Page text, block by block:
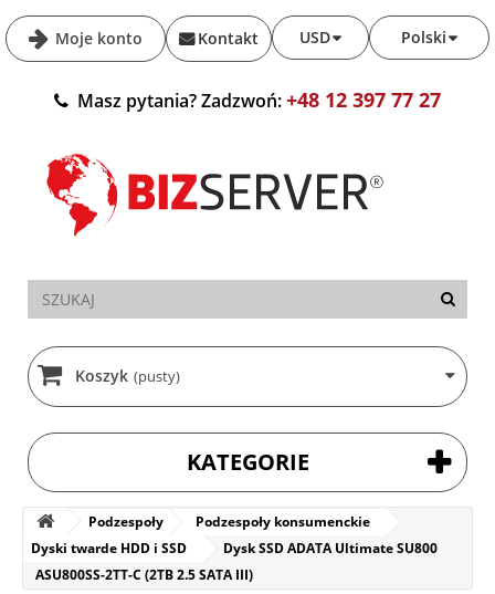
Moje konto Polski
USD
Kontakt
Masz pytania? Zadzwoń:+48 12 397 77 27
Koszyk (pusty)
KATEGORIE
Podzespoły
Podzespoły konsumenckie
Dyski twarde HDD i SSD
Dysk SSD ADATA Ultimate SU800
ASU800SS-2TT-C (2TB 2.5 SATA III)